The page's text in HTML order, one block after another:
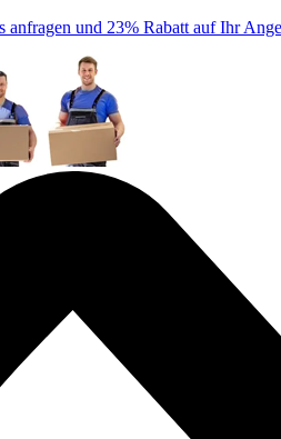
anfragen und 23% Rabatt auf Ihr